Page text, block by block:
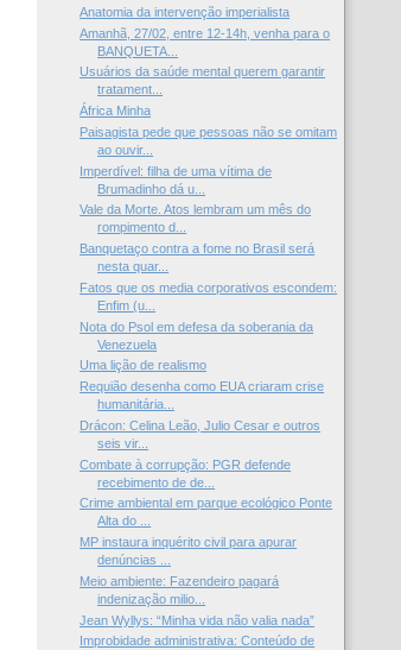
Anatomia da intervenção imperialista
Amanhã, 27/02, entre 12-14h, venha para o
BANQUETA...
Usuários da saúde mental querem garantir
tratament...
África Minha
Paisagista pede que pessoas não se omitam
ao ouvir...
Imperdível: filha de uma vítima de
Brumadinho dá u...
Vale da Morte. Atos lembram um mês do
rompimento d...
Banquetaço contra a fome no Brasil será
nesta quar...
Fatos que os media corporativos escondem:
Enfim (u...
Nota do Psol em defesa da soberania da
Venezuela
Uma lição de realismo
Requião desenha como EUA criaram crise
humanitária...
Drácon: Celina Leão, Julio Cesar e outros
seis vir...
Combate à corrupção: PGR defende
recebimento de de...
Crime ambiental em parque ecológico Ponte
Alta do ...
MP instaura inquérito civil para apurar
denúncias ...
Meio ambiente: Fazendeiro pagará
indenização milio...
Jean Wyllys: “Minha vida não valia nada”
Improbidade administrativa: Conteúdo de